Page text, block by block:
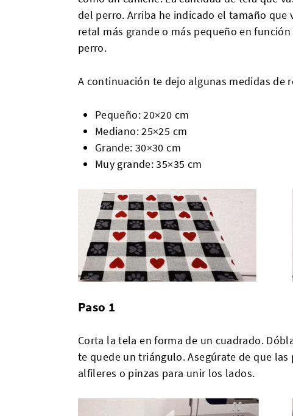
del perro. Arriba he indicado el tamaño que
retal más grande o más pequeño en
perro.
A continuación te dejo algunas medidas de
Pequeño: 20×20 cm
Mediano: 25×25 cm
Grande: 30×30 cm
Muy grande: 35×35 cm
Paso 1
Corta la tela en forma de un cuadrado.
te quede un triángulo. Asegúrate de que
alfileres o pinzas para unir los lados.